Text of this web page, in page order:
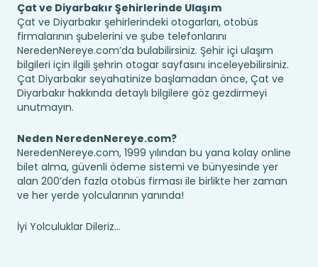
Çat ve Diyarbakır Şehirlerinde Ulaşım
Çat ve Diyarbakır şehirlerindeki otogarları, otobüs
firmalarının şubelerini ve şube telefonlarını
NeredenNereye.com’da bulabilirsiniz. Şehir içi ulaşım
bilgileri için ilgili şehrin otogar sayfasını inceleyebilirsiniz.
Çat Diyarbakır seyahatinize başlamadan önce, Çat ve
Diyarbakır hakkında detaylı bilgilere göz gezdirmeyi
unutmayın.
Neden NeredenNereye.com?
NeredenNereye.com, 1999 yılından bu yana kolay online
bilet alma, güvenli ödeme sistemi ve bünyesinde yer
alan 200’den fazla otobüs firması ile birlikte her zaman
ve her yerde yolcularının yanında!
İyi Yolculuklar Dileriz...